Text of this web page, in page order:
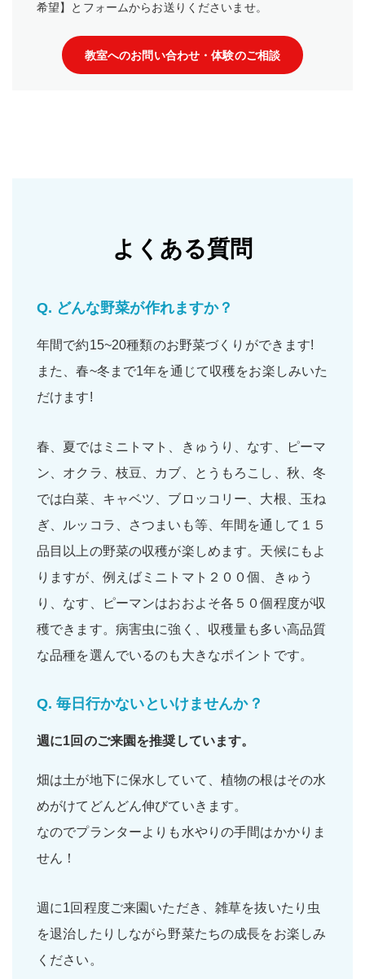
希望】とフォームからお送りくださいませ。
教室へのお問い合わせ・体験のご相談
よくある質問
Q. どんな野菜が作れますか？
年間で約15~20種類のお野菜づくりができます!
また、春~冬まで1年を通じて収穫をお楽しみいた
だけます!
春、夏ではミニトマト、きゅうり、なす、ピーマ
ン、オクラ、枝豆、カブ、とうもろこし、秋、冬
では白菜、キャベツ、ブロッコリー、大根、玉ね
ぎ、ルッコラ、さつまいも等、年間を通して１５
品目以上の野菜の収穫が楽しめます。天候にもよ
りますが、例えばミニトマト２００個、きゅう
り、なす、ピーマンはおおよそ各５０個程度が収
穫できます。病害虫に強く、収穫量も多い高品質
な品種を選んでいるのも大きなポイントです。
Q. 毎日行かないといけませんか？
週に1回 のご来園を推奨しています。
畑は土が地下に保水していて、植物の根はその水
めがけてどんどん伸びていきます。
なのでプランターよりも水やりの手間はかかりま
せん！
週に1回程度ご来園いただき、雑草を抜いたり虫
を退治したりしながら野菜たちの成長をお楽しみ
ください。